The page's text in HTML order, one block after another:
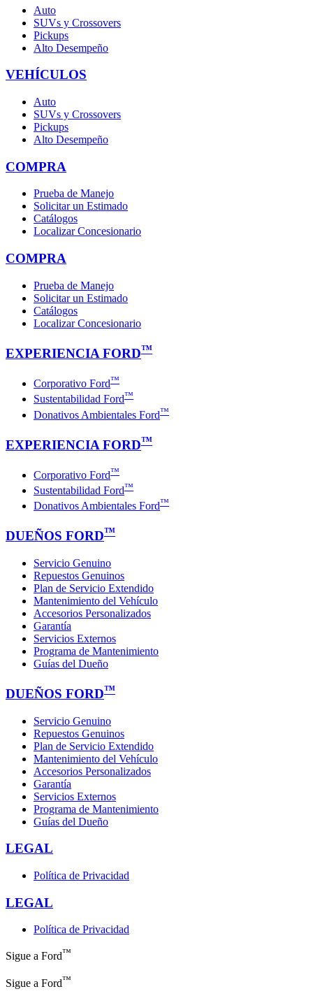
Auto
SUVs y Crossovers
Pickups
Alto Desempeño
VEHÍCULOS
Auto
SUVs y Crossovers
Pickups
Alto Desempeño
COMPRA
Prueba de Manejo
Solicitar un Estimado
Catálogos
Localizar Concesionario
COMPRA
Prueba de Manejo
Solicitar un Estimado
Catálogos
Localizar Concesionario
EXPERIENCIA FORD™
Corporativo Ford™
Sustentabilidad Ford™
Donativos Ambientales Ford™
EXPERIENCIA FORD™
Corporativo Ford™
Sustentabilidad Ford™
Donativos Ambientales Ford™
DUEÑOS FORD™
Servicio Genuino
Repuestos Genuinos
Plan de Servicio Extendido
Mantenimiento del Vehículo
Accesorios Personalizados
Garantía
Servicios Externos
Programa de Mantenimiento
Guías del Dueño
DUEÑOS FORD™
Servicio Genuino
Repuestos Genuinos
Plan de Servicio Extendido
Mantenimiento del Vehículo
Accesorios Personalizados
Garantía
Servicios Externos
Programa de Mantenimiento
Guías del Dueño
LEGAL
Política de Privacidad
LEGAL
Política de Privacidad
Sigue a Ford™
Sigue a Ford™